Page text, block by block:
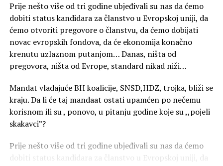
Prije nešto više od tri godine ubjeđivali su nas da ćemo
dobiti status kandidara za članstvo u Evropskoj uniji, da
ćemo otvoriti pregovore o članstvu, da ćemo dobijati
novac evropskih fondova, da će ekonomija konačno
krenutu uzlaznom putanjom… Danas, ništa od
pregovora, ništa od Evrope, standard nikad niži…
Mandat vladajuće BH koalicije, SNSD,HDZ, trojka, bliži se
kraju. Da li će taj mandaat ostati upamćen po nečemu
korisnom ili su , ponovo, u pitanju godine koje su ,,pojeli
skakavci”?
Prije nešto više od tri godine ubjeđivali su nas da ćemo
dobiti status kandidara za članstvo u Evropskoj uniji, da